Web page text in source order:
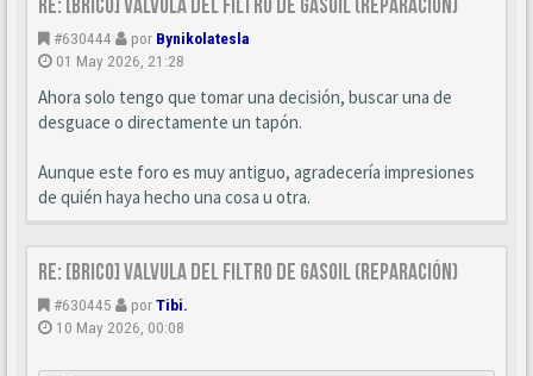
Re: [BRICO] Valvula del filtro de gasoil (reparación)
#630444 por Bynikolatesla
01 May 2026, 21:28
Ahora solo tengo que tomar una decisión, buscar una de
desguace o directamente un tapón.
Aunque este foro es muy antiguo, agradecería impresiones
de quién haya hecho una cosa u otra.
Re: [BRICO] Valvula del filtro de gasoil (reparación)
#630445 porTibi.
10 May 2026, 00:08